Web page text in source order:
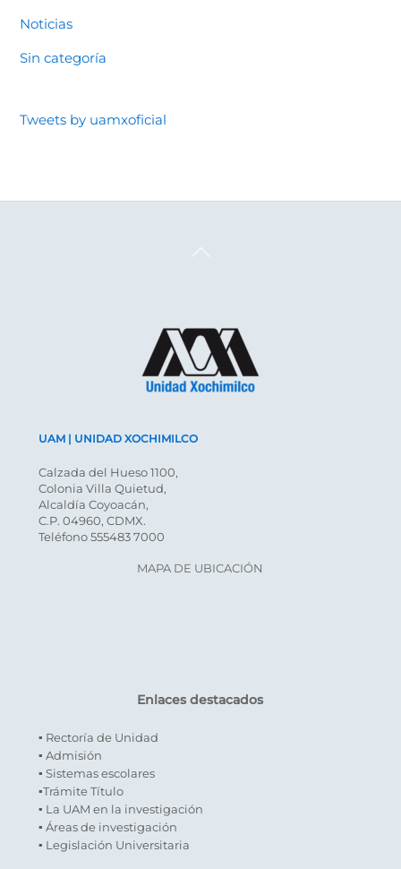
Noticias
Sin categoría
Tweets by uamxoficial
Back
UAM | UNIDAD XOCHIMILCO
Calzada del Hueso 1100,
Colonia Villa Quietud,
Alcaldía Coyoacán,
C.P. 04960, CDMX.
Teléfono 555483 7000
MAPA DE UBICACIÓN
Enlaces destacados
▪ Rectoría de Unidad
▪ Admisión
▪ Sistemas escolares
▪Trámite Título
▪ La UAM en la investigación
▪ Áreas de investigación
▪ Legislación Universitaria